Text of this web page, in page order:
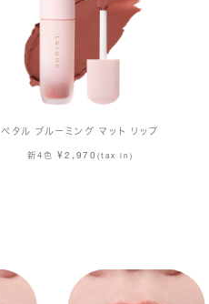
ペタル ブルーミング マット リップ
新4色¥2,970 (tax in)